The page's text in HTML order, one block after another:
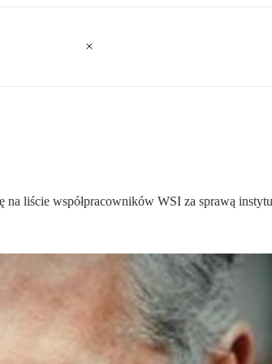
na liście współpracowników WSI za sprawą